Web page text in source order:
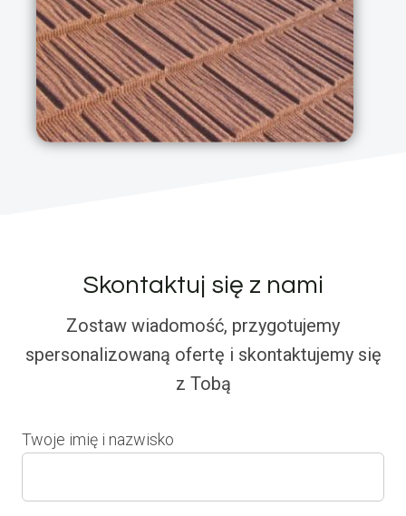
Skontaktuj się z nami
Zostaw wiadomość, przygotujemy
spersonalizowaną ofertę i skontaktujemy się
z Tobą
Twoje imię i nazwisko